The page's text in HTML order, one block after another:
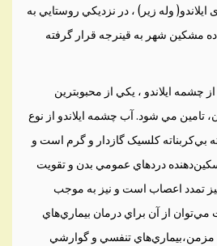
وله زير) ، در نزديکي روستايي به
جاده مشکين شهر به قينرجه قرار گرفته
چشمه ايلاندو ، يکي از محبوبترين
مي شود. آب چشمه ايلاندو از نوع
بي‌کربناته کلسيک گازدار و گرم است و
دردهاي عمومي بدن و تقويت
تمدد اعصاب است و نيز به موجب
از آن براي درمان بيماري‌هاي
مزمن،بيماري‌هاي تنفسي و گوارشي